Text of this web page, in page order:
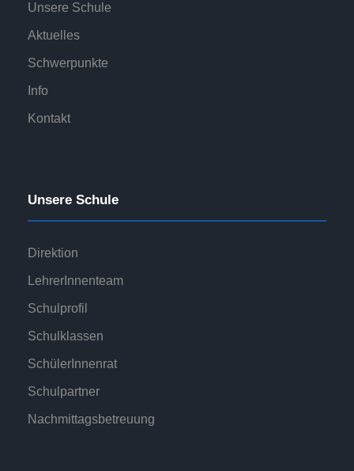
Unsere Schule
Aktuelles
Schwerpunkte
Info
Kontakt
Unsere Schule
Direktion
LehrerInnenteam
Schulprofil
Schulklassen
SchülerInnenrat
Schulpartner
Nachmittagsbetreuung